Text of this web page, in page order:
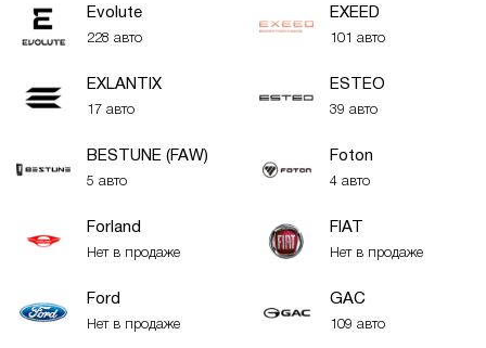
Evolute
228 авто
EXEED
101 авто
EXLANTIX
17 авто
ESTEO
39 авто
BESTUNE (FAW)
5 авто
Foton
4 авто
Forland
Нет в продаже
FIAT
Нет в продаже
Ford
Нет в продаже
GAC
109 авто